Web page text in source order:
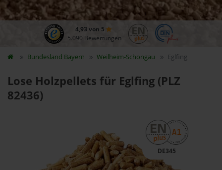
4,93 von 5
5.090 Bewertungen
Bundesland Bayern Weilheim-Schongau Eglfing
Lose Holzpellets für Eglfing (PLZ
82436)
DE345